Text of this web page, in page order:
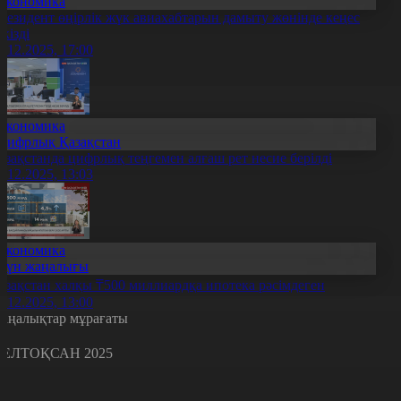
өңірлік жүк авиахабтарын дамыту жөнінде кеңес
17:00
Қазақстан
цифрлық теңгемен алғаш рет несие берілді
13:03
жаңалығы
халқы ₸500 миллиардқа ипотека рәсімдеген
13:00
мұрағаты
2025